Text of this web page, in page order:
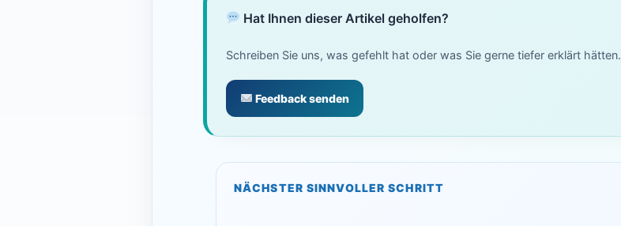
Hat Ihnen dieser Artikel geholfen?
Schreiben Sie uns, was gefehlt hat oder was Sie gerne tiefer erklärt hätten.
Feedback senden
NÄCHSTER SINNVOLLER SCHRITT